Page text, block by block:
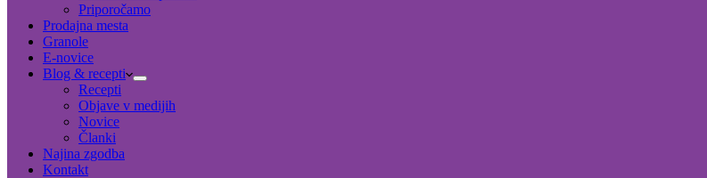
Priporočamo
Prodajna mesta
Granole
E-novice
Blog & recepti
Recepti
Objave v medijih
Novice
Članki
Najina zgodba
Kontakt